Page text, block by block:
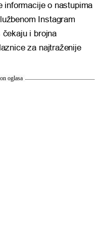
informacije o nastupima
Instagram
čekaju i brojna
za najtraženije
oglasa